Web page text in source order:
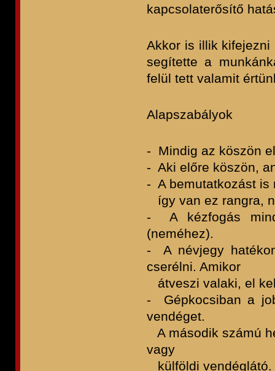
kapcsolaterősítő
Akkor is illik
segítette a
felül tett valamit
Alapszabályok
- Mindig az köszön
- Aki előre köszön,
- A bemutatkozást is
így van ez rangra,
- A kézfogás
(neméhez).
- A névjegy
cserélni. Amikor
átveszi valaki, el
- Gépkocsiban a
vendéget.
A második számú
vagy
külföldi vendéglátó.